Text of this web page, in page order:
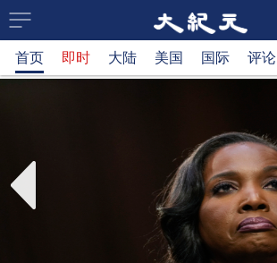
大
纪
新
首页 即时 大陆 美国 国际 评论